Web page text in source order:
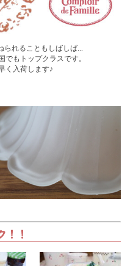
られることもしばしば...
でもトップクラスです。
く入荷します♪